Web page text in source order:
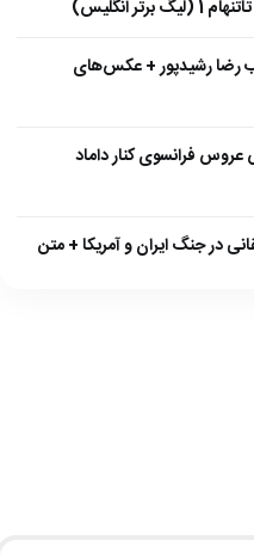
رضا رشیدپور + عکس‌های
عروس فرانسوی کنار داماد
در جنگ ایران و آمریکا + متن